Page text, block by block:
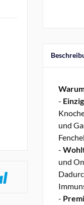
-
und
-
und
-